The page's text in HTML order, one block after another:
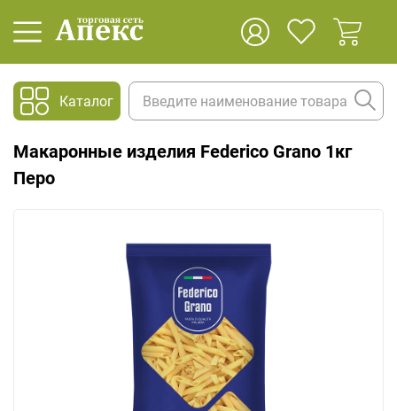
Каталог
Макаронные изделия Federico Grano 1кг
Перо